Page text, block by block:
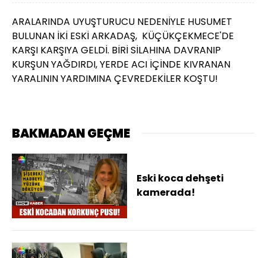
ARALARINDA UYUŞTURUCU NEDENİYLE HUSUMET
BULUNAN İKİ ESKİ ARKADAŞ, KÜÇÜKÇEKMECE'DE
KARŞI KARŞIYA GELDİ. BİRİ SİLAHINA DAVRANIP
KURŞUN YAĞDIRDI, YERDE ACI İÇİNDE KIVRANAN
YARALININ YARDIMINA ÇEVREDEKİLER KOŞTU!
BAKMADAN GEÇME
Eski koca dehşeti
kamerada!